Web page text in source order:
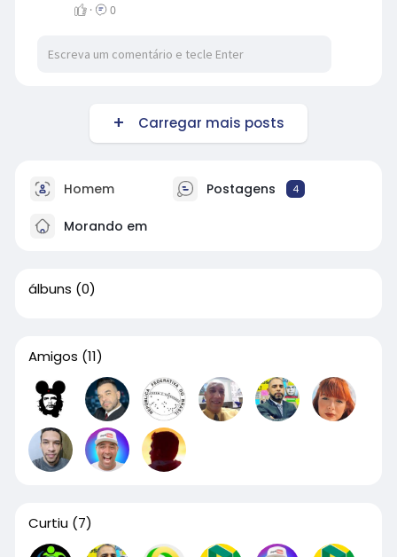
· 0
Carregar mais posts
Homem Postagens 4
Morando em
álbuns (0)
Amigos (11)
Curtiu (7)